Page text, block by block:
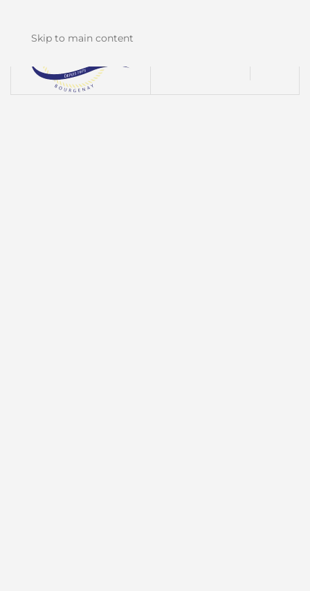
Skip to main content